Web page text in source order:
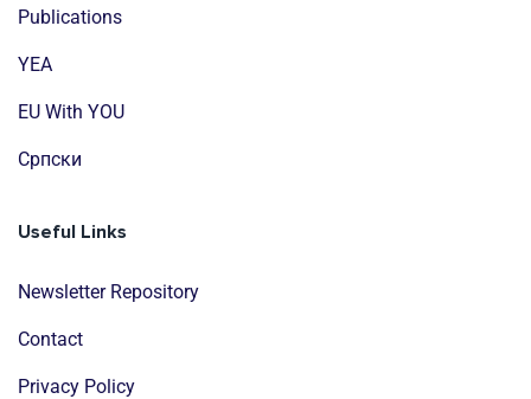
Publications
YEA
EU With YOU
Cрпски
Useful Links
Newsletter Repository
Contact
Privacy Policy